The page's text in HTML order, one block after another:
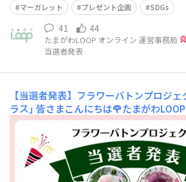
マーガレット
プレゼント企画 SDGs
41 44
たまがわLOOP オンライン 運営事務局
当選者発表
【当選者発表】フラワーバトンプロジ
ラス｣ 皆さまこんにちは🌹たまがわ
事務局です。フラワーバトンプロジェク
ス｣ に、大変多くの皆さまからご応募い
メントを投稿してくださった皆さま、そ
コメント返信でキャンペーンを盛りあげ
ま、本当にありがとうございます😆本キ